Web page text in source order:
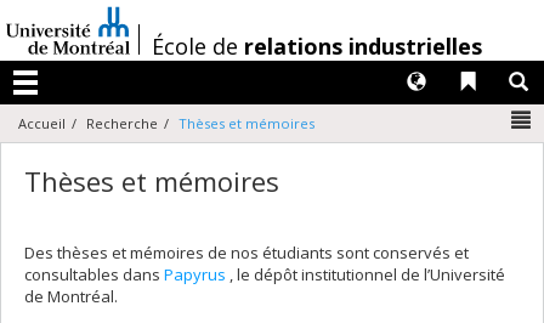
au
contenu
/École de relations industrielles
Menu
Liens
Langues
Accueil Recherche Thèses et mémoires
Thèses et mémoires
Des thèses et mémoires de nos étudiants sont conservés et
consultables dans Papyrus , le dépôt institutionnel de l’Université
de Montréal.